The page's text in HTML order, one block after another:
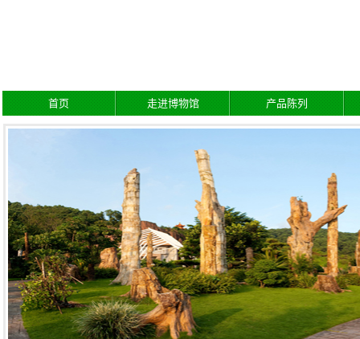
新浪微博
首页 走进博物馆 产品陈列